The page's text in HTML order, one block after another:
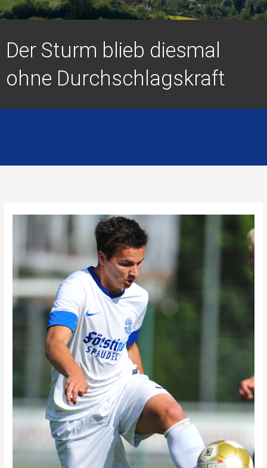
Der Sturm blieb diesmal
ohne Durchschlagskraft